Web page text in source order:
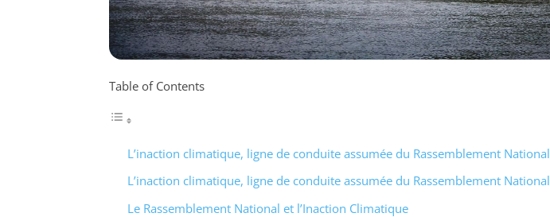
Table of Contents
L’inaction climatique, ligne de conduite assumée du Rassemblement National
L’inaction climatique, ligne de conduite assumée du Rassemblement National
Le Rassemblement National et l’Inaction Climatique